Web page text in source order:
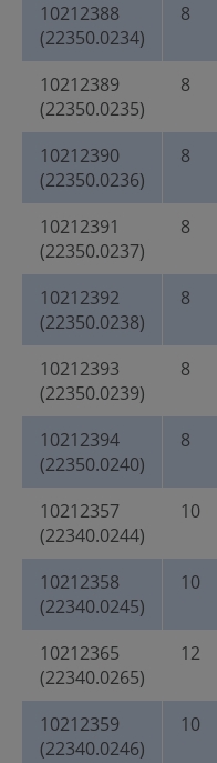
10212388
(22350.0234)
8
10212389
(22350.0235)
8
10212390
(22350.0236)
8
10212391
(22350.0237)
8
10212392
(22350.0238)
8
10212393
(22350.0239)
8
10212394
(22350.0240)
8
10212357
(22340.0244)
10
10212358
(22340.0245)
10
10212365
(22340.0265)
12
10212359
(22340.0246)
10